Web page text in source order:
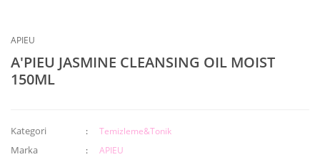
APIEU
A'PIEU JASMINE CLEANSING OIL MOIST
150ML
Kategori Temizleme&Tonik
Marka APIEU